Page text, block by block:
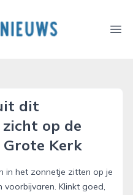
dit
op de
Grote Kerk
in het zonnetje zitten op je
Klinkt goed,